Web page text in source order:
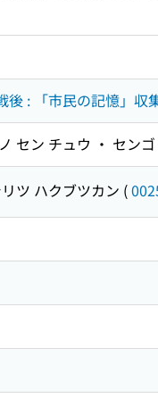
: 「市民の記憶」収
セン チュウ ・ セン
ツ ハクブツカン (